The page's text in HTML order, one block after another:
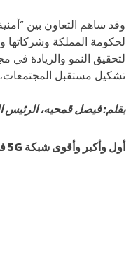
وقد ساهم التعاون بين
لحكومة المملكة وشركاتها
لتحقيق النمو والريادة في
تشكيل مستقبل المجتمعات،
بقلم: فيصل قمحيه، الرئيس
أول وأكبر وأقوى شبكة 5G في الأردن..